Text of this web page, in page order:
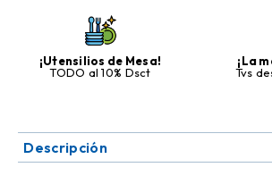
¡Utensilios de Mesa!
TODO al 10% Dsct
¡La
Tvs
Descripción